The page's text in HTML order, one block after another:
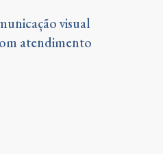
visual
atendimento